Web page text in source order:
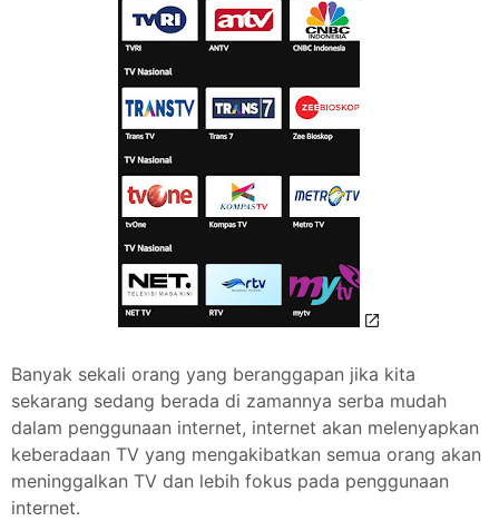
Banyak sekali orang yang beranggapan jika kita
sekarang sedang berada di zamannya serba mudah
dalam penggunaan internet, internet akan melenyapkan
keberadaan TV yang mengakibatkan semua orang akan
meninggalkan TV dan lebih fokus pada penggunaan
internet.